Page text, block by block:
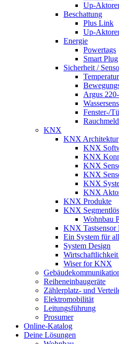
Up-
Beschattung
Plus Link
Up-
Energie
Powertags
Smart Plug
Sicherheit /
Argus
Fenster-/
KNX
KNX Architektur
KNX
KNX
KNX
KNX
KNX
KNX
KNX Produkte
KNX
Wohnbau
KNX Tastsensor
Ein System für
System Design
Wirtschaftlichkeit
Wiser for KNX
Reiheneinbaugeräte
Zählerplatz- und
Elektromobilität
Leitungsführung
Prosumer
Online-Katalog
Deine Lösungen